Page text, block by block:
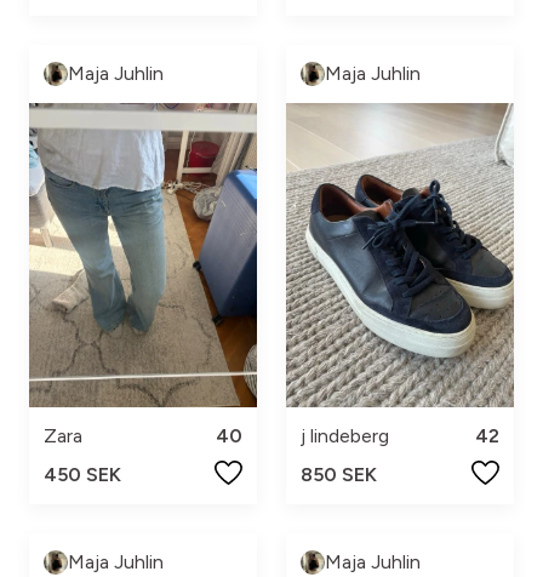
Maja Juhlin
Zara
40
450 SEK
Maja Juhlin
j lindeberg
42
850 SEK
Maja Juhlin Maja Juhlin